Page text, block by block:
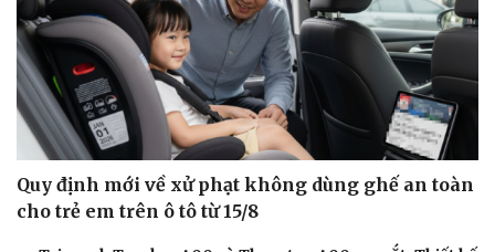
Quy định mới về xử phạt không dùng ghế an toàn
cho trẻ em trên ô tô từ 15/8